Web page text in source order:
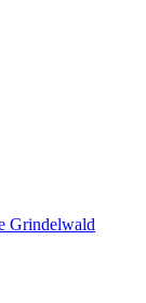
Grindelwald